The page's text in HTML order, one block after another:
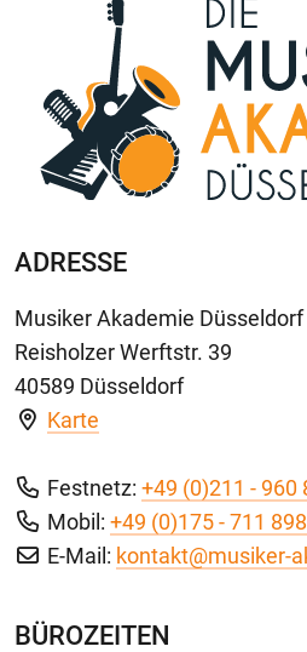
ADRESSE
Musiker Akademie Düsseldorf
Reisholzer Werftstr. 39
40589 Düsseldorf
Karte
Festnetz: +49 (0)211 - 960
Mobil: +49 (0)175 - 711
E-Mail: kontakt@musiker-
BÜROZEITEN